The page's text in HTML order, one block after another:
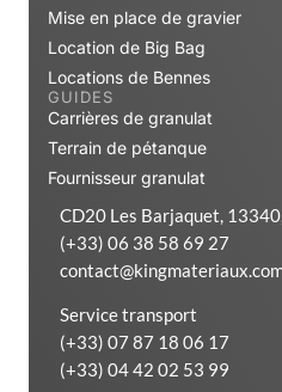
Mise en place de gravier
Location de Big Bag
Locations de Bennes
GUIDES
Carrières de granulat
Terrain de pétanque
Fournisseur granulat
CD20 Les Barjaquet,
(+33) 06 38 58 69 27
Service transport
(+33) 07 87 18 06 17
(+33) 04 42 02 53 99